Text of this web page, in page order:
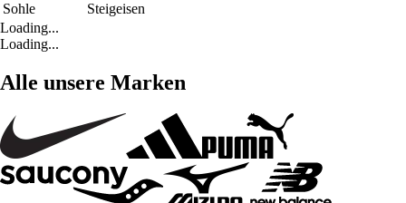
Sohle
Steigeisen
Loading...
Loading...
Alle unsere Marken